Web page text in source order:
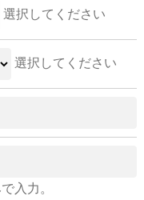
選択してください
選択してください
入力。